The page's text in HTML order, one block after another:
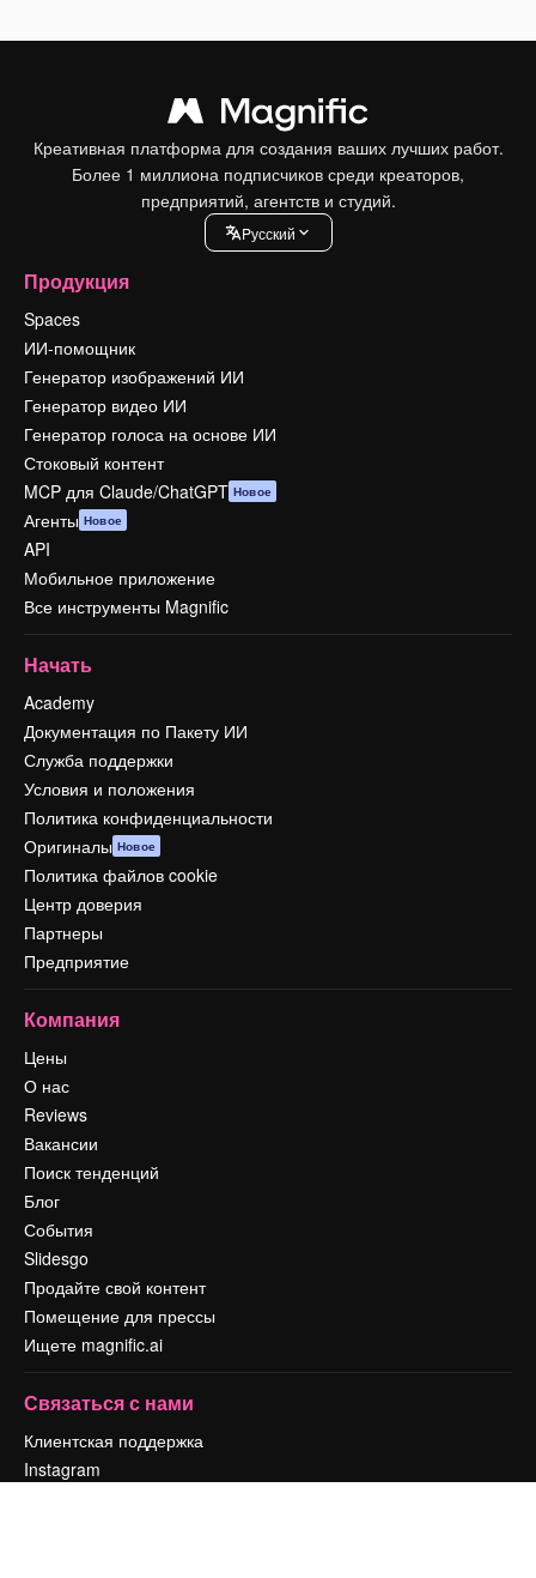
Креативная платформа для создания ваших лучших работ.
Более 1 миллиона подписчиков среди креаторов,
предприятий, агентств и студий.
Pусский
Продукция
Spaces
ИИ-помощник
Генератор изображений ИИ
Генератор видео ИИ
Генератор голоса на основе ИИ
Стоковый контент
MCP для Claude/ChatGPT Новое
Агенты Новое
API
Мобильное приложение
Все инструменты Magnific
Начать
Academy
Документация по Пакету ИИ
Служба поддержки
Условия и положения
Политика конфиденциальности
Оригиналы Новое
Политика файлов cookie
Центр доверия
Партнеры
Предприятие
Компания
Цены
О нас
Reviews
Вакансии
Поиск тенденций
Блог
События
Slidesgo
Продайте свой контент
Помещение для прессы
Ищете magnific.ai
Связаться с нами
Клиентская поддержка
Instagram